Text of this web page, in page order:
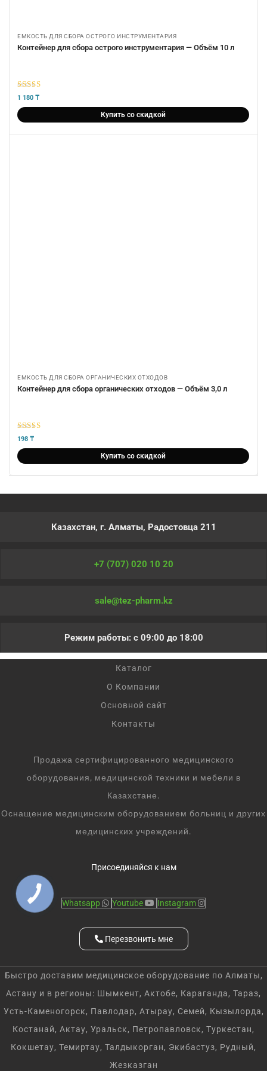
ЕМКОСТЬ ДЛЯ СБОРА ОСТРОГО ИНСТРУМЕНТАРИЯ
Контейнер для сбора острого инструментария — Объём 10 л
5 из 5
1 180 ₸
Купить со скидкой
ЕМКОСТЬ ДЛЯ СБОРА ОРГАНИЧЕСКИХ ОТХОДОВ
Контейнер для сбора органических отходов — Объём 3,0 л
5из 5
198 ₸
Купить со скидкой
Казахстан, г. Алматы, Радостовца 211
+7 (707) 020 10 20
sale@tez-pharm.kz
Режим работы: с 09:00 до 18:00
Каталог
О Компании
Основной сайт
Контакты
Продажа сертифицированного медицинского
оборудования, медицинской техники и мебели в
Казахстане.
Оснащение медицинским оборудованием больниц и других
медицинских учреждений.
Присоединяйся к нам
Whatsapp Youtube Instagram
Перезвонить мне
Быстро доставим медицинское оборудование по Алматы,
Астану и в регионы: Шымкент, Актобе, Караганда, Тараз,
Усть-Каменогорск, Павлодар, Атырау, Семей, Кызылорда,
Костанай, Актау, Уральск, Петропавловск, Туркестан,
Кокшетау, Темиртау, Талдыкорган, Экибастуз, Рудный,
Жезказган